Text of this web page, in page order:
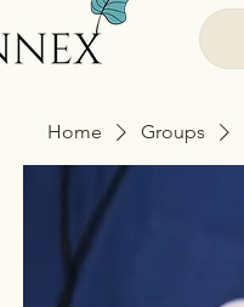
Home Groups